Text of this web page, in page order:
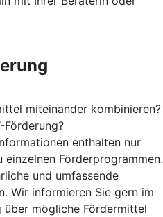
miteinander kombinieren?
enthalten nur
einzelnen Förderprogrammen.
und umfassende
Wir informieren Sie gern im
über mögliche Fördermittel